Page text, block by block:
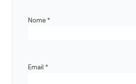
Nome *
Email *